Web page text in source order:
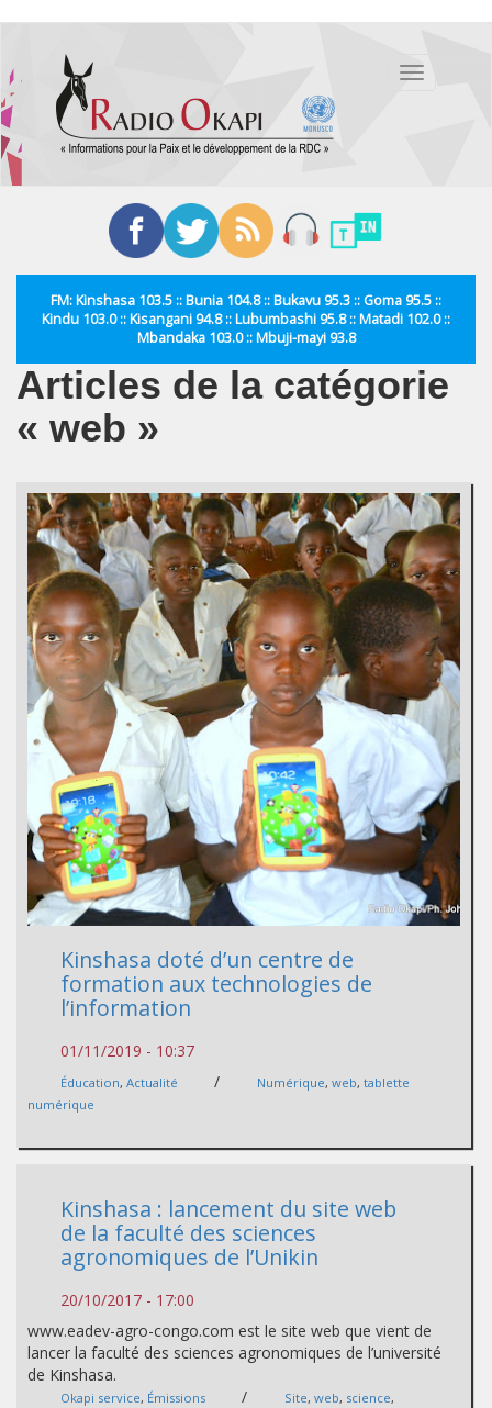
contenu
principal
Toggle
FM: Kinshasa 103.5 :: Bunia 104.8 :: Bukavu 95.3 :: Goma 95.5 ::
Kindu 103.0 :: Kisangani 94.8 :: Lubumbashi 95.8 :: Matadi 102.0 ::
Mbandaka 103.0 :: Mbuji-mayi 93.8
Articles de la catégorie
« web »
Kinshasa doté d’un centre de
formation aux technologies de
l’information
01/11/2019 - 10:37
Éducation, Actualité / Numérique, web, tablette
numérique
Kinshasa : lancement du site web
de la faculté des sciences
agronomiques de l’Unikin
20/10/2017 - 17:00
www.eadev-agro-congo.com est le site web que vient de
lancer la faculté des sciences agronomiques de l’université
de Kinshasa.
Okapi service, Émissions / Site, web, science,